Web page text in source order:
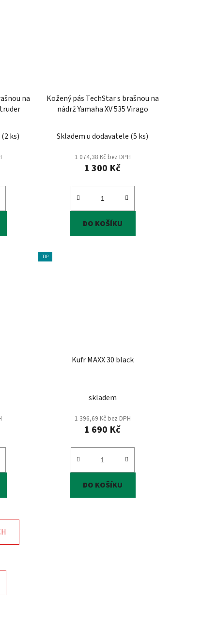
na
(2 ks)
Kožený pás TechStar s brašnou na
nádrž Yamaha XV 535 Virago
Skladem u dodavatele (5 ks)
1 074,38 Kč bez DPH
1 300 Kč
DO KOŠÍKU
TIP
Kufr MAXX 30 black
skladem
1 396,69 Kč bez DPH
1 690 Kč
DO KOŠÍKU